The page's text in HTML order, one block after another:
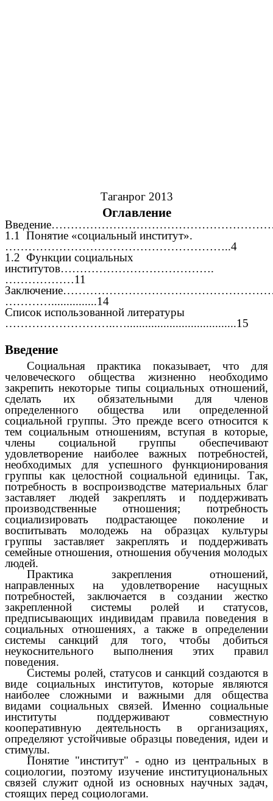
Таганрог 2013
Оглавление
1.1 Понятие «социальный институт».
…………………………………………………..4
1.2 Функции социальных
институтов………………………………….
………………11
…………...............14
Список использованной литературы
………………………..…....................................15
Введение
Социальная практика показывает, что для
человеческого общества жизненно необходимо
закрепить некоторые типы социальных отношений,
сделать их обязательными для членов
определенного общества или определенной
социальной группы. Это прежде всего относится к
тем социальным отношениям, вступая в которые,
члены социальной группы обеспечивают
удовлетворение наиболее важных потребностей,
необходимых для успешного функционирования
группы как целостной социальной единицы. Так,
потребность в воспроизводстве материальных благ
заставляет людей закреплять и поддерживать
производственные отношения; потребность
социализировать подрастающее поколение и
воспитывать молодежь на образцах культуры
группы заставляет закреплять и поддерживать
семейные отношения, отношения обучения молодых
людей.
Практика закрепления отношений,
направленных на удовлетворение насущных
потребностей, заключается в создании жестко
закрепленной системы ролей и статусов,
предписывающих индивидам правила поведения в
социальных отношениях, а также в определении
системы санкций для того, чтобы добиться
неукоснительного выполнения этих правил
поведения.
Системы ролей, статусов и санкций создаются в
виде социальных институтов, которые являются
наиболее сложными и важными для общества
видами социальных связей. Именно социальные
институты поддерживают совместную
кооперативную деятельность в организациях,
определяют устойчивые образцы поведения, идеи и
стимулы.
Понятие "институт" - одно из центральных в
социологии, поэтому изучение институциональных
связей служит одной из основных научных задач,
стоящих перед социологами.